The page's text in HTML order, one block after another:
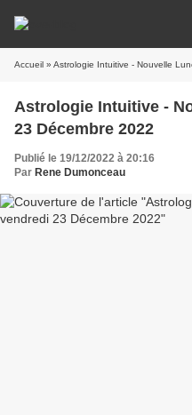
Accueil » Astrologie Intuitive - Nouvelle
Astrologie Intuitive -
23 Décembre 2022
Publié le 19/12/2022 à 20:16
Par Rene Dumonceau